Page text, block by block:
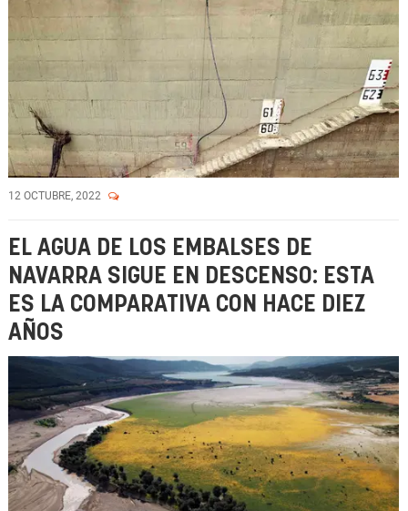
12 OCTUBRE, 2022
EL AGUA DE LOS EMBALSES DE
NAVARRA SIGUE EN DESCENSO: ESTA
ES LA COMPARATIVA CON HACE DIEZ
AÑOS